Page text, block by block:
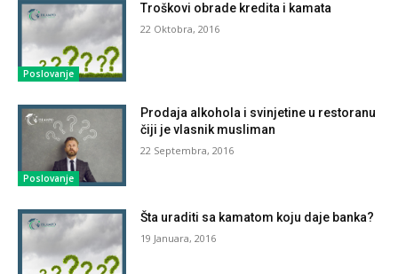
Poslovanje
Troškovi obrade kredita i kamata
22 Oktobra, 2016
Poslovanje
Prodaja alkohola i svinjetine u restoranu
čiji je vlasnik musliman
22 Septembra, 2016
Šta uraditi sa kamatom koju daje banka?
19 Januara, 2016